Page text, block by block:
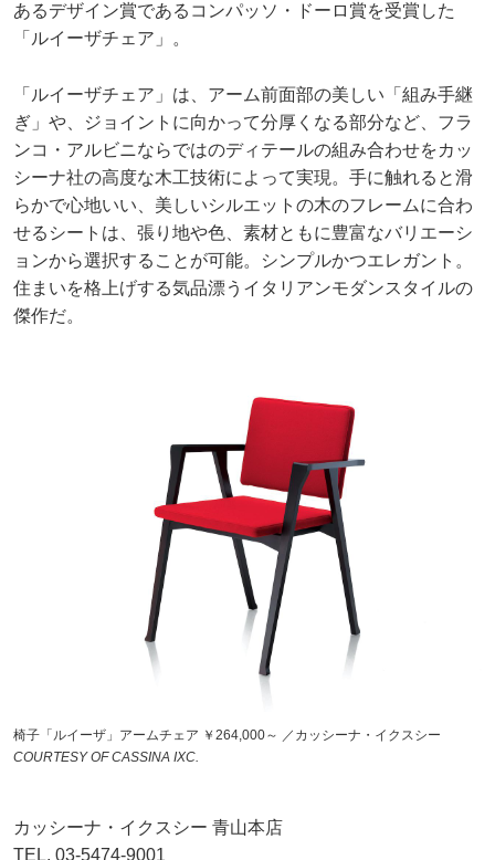
あるデザイン賞であるコンパッソ・ドーロ賞を受賞した
「ルイーザチェア」。
「ルイーザチェア」は、アーム前面部の美しい「組み手継
ぎ」や、ジョイントに向かって分厚くなる部分など、フラ
ンコ・アルビニならではのディテールの組み合わせをカッ
シーナ社の高度な木工技術によって実現。手に触れると滑
らかで心地いい、美しいシルエットの木のフレームに合わ
せるシートは、張り地や色、素材ともに豊富なバリエーシ
ョンから選択することが可能。シンプルかつエレガント。
住まいを格上げする気品漂うイタリアンモダンスタイルの
傑作だ。
椅子「ルイーザ」アームチェア ￥264,000～ ／カッシーナ・イクスシー
COURTESY OF CASSINA IXC.
カッシーナ・イクスシー 青山本店
TEL. 03-5474-9001